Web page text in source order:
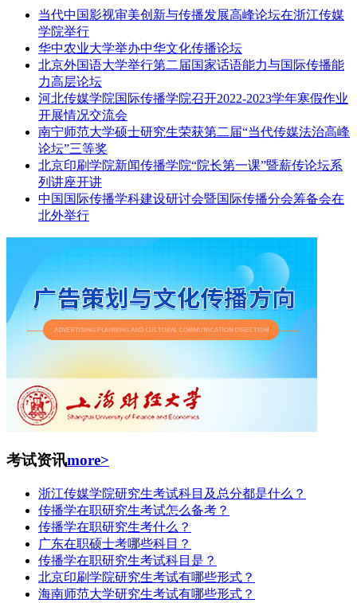
当代中国影视审美创新与传播发展高峰论坛在浙江传媒
学院举行
华中农业大学举办中华文化传播论坛
北京外国语大学举行第二届国家话语能力与国际传播能
力高层论坛
河北传媒学院国际传播学院召开2022-2023学年寒假作业
开展情况交流会
南宁师范大学硕士研究生荣获第二届“当代传媒法治高峰
论坛”三等奖
北京印刷学院新闻传播学院“院长第一课”暨薪传论坛系
列讲座开讲
中国国际传播学科建设研讨会暨国际传播分会筹备会在
北外举行
考试资讯more>
浙江传媒学院研究生考试科目及总分都是什么？
传播学在职研究生考试怎么备考？
传播学在职研究生考什么？
广东在职硕士考哪些科目？
传播学在职研究生考试科目是？
北京印刷学院研究生考试有哪些形式？
海南师范大学研究生考试有哪些形式？